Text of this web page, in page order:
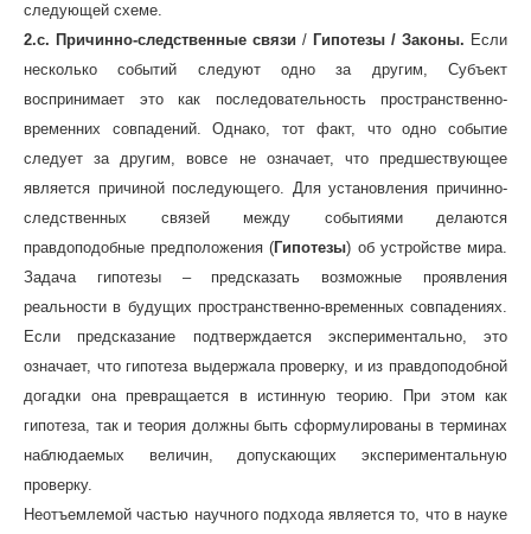
следующей схеме.
2.c. Причинно-следственные связи / Гипотезы / Законы. Если
несколько событий следуют одно за другим, Субъект
воспринимает это как последовательность пространственно-
временних совпадений. Однако, тот факт, что одно событие
следует за другим, вовсе не означает, что предшествующее
является причиной последующего. Для установления причинно-
следственных связей между событиями делаются
правдоподобные предположения (Гипотезы) об устройстве мира.
Задача гипотезы – предсказать возможные проявления
реальности в будущих пространственно-временных совпадениях.
Если предсказание подтверждается экспериментально, это
означает, что гипотеза выдержала проверку, и из правдоподобной
догадки она превращается в истинную теорию. При этом как
гипотеза, так и теория должны быть сформулированы в терминах
наблюдаемых величин, допускающих экспериментальную
проверку.
Неотъемлемой частью научного подхода является то, что в науке